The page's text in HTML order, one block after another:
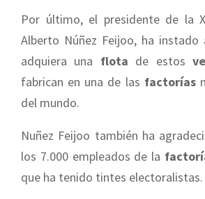
Por último, el presidente de la
Alberto Núñez Feijoo, ha instado
adquiera una flota de estos
fabrican en una de las factorías
del mundo.
Nuñez Feijoo también ha
los 7.000 empleados de la
que ha tenido tintes electoralistas.